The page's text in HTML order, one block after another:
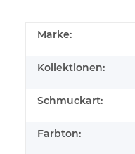
Produkteigenschaft
Wert
Marke:
Kollektionen:
Schmuckart:
Farbton: